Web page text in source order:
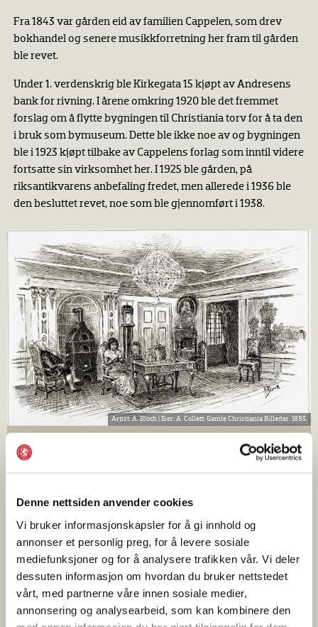
Denne nettsiden anvender cookies
Vi bruker informasjonskapsler for å gi innhold og
annonser et personlig preg, for å levere sosiale
mediefunksjoner og for å analysere trafikken vår. Vi deler
dessuten informasjon om hvordan du bruker nettstedet
vårt, med partnerne våre innen sosiale medier,
annonsering og analysearbeid, som kan kombinere den
Fra 1843 var gården eid av familien Cappelen, som drev
bokhandel og senere musikkforretning her fram til gården
ble revet.
Under 1. verdenskrig ble Kirkegata 15 kjøpt av Andresens
bank for rivning. I årene omkring 1920 ble det fremmet
forslag om å flytte bygningen til Christiania torv for å ta den
i bruk som bymuseum. Dette ble ikke noe av og bygningen
ble i 1923 kjøpt tilbake av Cappelens forlag som inntil videre
fortsatte sin virksomhet her. I 1925 ble gården, på
riksantikvarens anbefaling fredet, men allerede i 1936 ble
den besluttet revet, noe som ble gjennomført i 1938.
A. Bloch | A. Collett: Gamle Christiania Billeder. 1893.
Beboere i 1801
Marthina Christine Sophie Collett (34 år) og søsterdatter
Gjesten:Deres gjest, den engelske Euphorsine Talma (28
år). Ugift
Fullmektigene:
Hermann Lunge (32 år), ugift